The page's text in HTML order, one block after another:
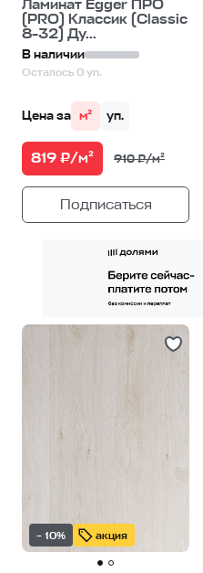
Ламинат Egger ПРО
(PRO) Классик (Classic
8-32) Ду...
В наличии
Осталось 0 уп.
Цена за м² уп.
819 ₽/м² 910 ₽/м²
Подписаться
– 10% акция